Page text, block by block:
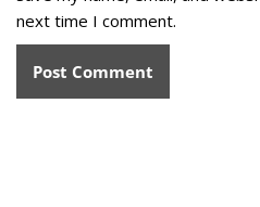
next time I comment.